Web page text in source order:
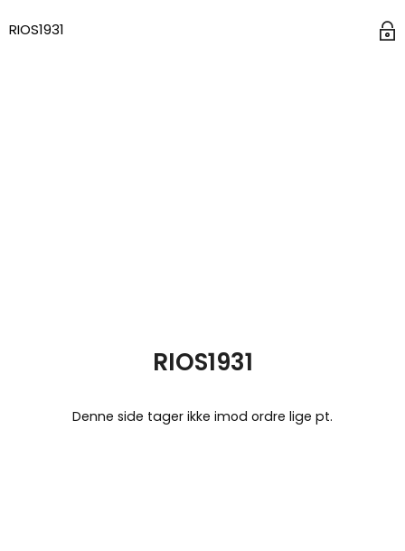
RIOS1931
RIOS1931
Denne side tager ikke imod ordre lige pt.